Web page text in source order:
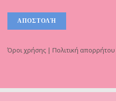
Όροι χρήσης | Πολιτική απορρήτου